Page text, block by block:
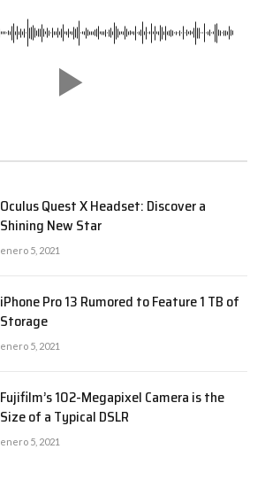
Oculus Quest X Headset: Discover a
Shining New Star
enero 5, 2021
iPhone Pro 13 Rumored to Feature 1 TB of
Storage
enero 5, 2021
Fujifilm’s 102-Megapixel Camera is the
Size of a Typical DSLR
enero 5, 2021